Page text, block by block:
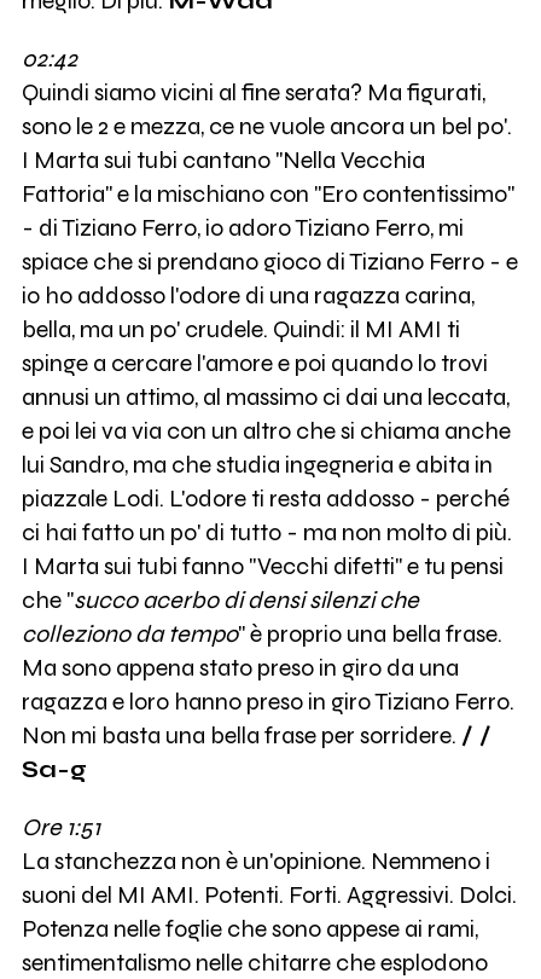
02:42
Quindi siamo vicini al fine serata? Ma figurati,
sono le 2 e mezza, ce ne vuole ancora un bel po'.
I Marta sui tubi cantano "Nella Vecchia
Fattoria" e la mischiano con "Ero contentissimo"
- di Tiziano Ferro, io adoro Tiziano Ferro, mi
spiace che si prendano gioco di Tiziano Ferro - e
io ho addosso l'odore di una ragazza carina,
bella, ma un po' crudele. Quindi: il MI AMI ti
spinge a cercare l'amore e poi quando lo trovi
annusi un attimo, al massimo ci dai una leccata,
e poi lei va via con un altro che si chiama anche
lui Sandro, ma che studia ingegneria e abita in
piazzale Lodi. L'odore ti resta addosso - perché
ci hai fatto un po' di tutto - ma non molto di più.
I Marta sui tubi fanno "Vecchi difetti" e tu pensi
che "succo acerbo di densi silenzi che
colleziono da tempo" è proprio una bella frase.
Ma sono appena stato preso in giro da una
ragazza e loro hanno preso in giro Tiziano Ferro.
Non mi basta una bella frase per sorridere. / /
Sa-g
Ore 1:51
La stanchezza non è un'opinione. Nemmeno i
suoni del MI AMI. Potenti. Forti. Aggressivi. Dolci.
Potenza nelle foglie che sono appese ai rami,
sentimentalismo nelle chitarre che esplodono